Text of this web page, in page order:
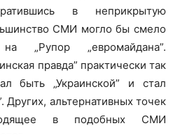
в неприкрытую
СМИ могло бы смело
„Рупор „евромайдана”.
правда” практически так
быть „Украинской” и стал
Других, альтернативных точек
в подобных СМИ